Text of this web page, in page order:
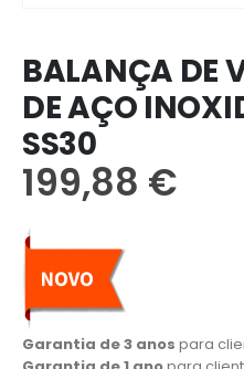
BALANÇA DE
DE AÇO
SS30
199,88 €
Garantia de 3 anos para